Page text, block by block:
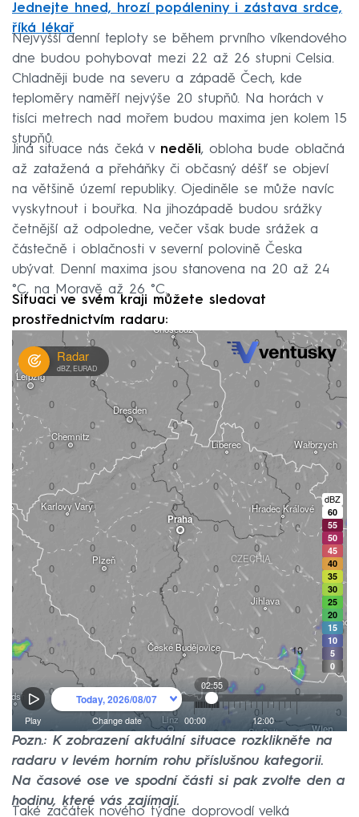
Jednejte hned, hrozí popáleniny i zástava srdce,
říká lékař
Nejvyšší denní teploty se během prvního víkendového
dne budou pohybovat mezi 22 až 26 stupni Celsia.
Chladněji bude na severu a západě Čech, kde
teploměry naměří nejvýše 20 stupňů. Na horách v
tisíci metrech nad mořem budou maxima jen kolem 15
stupňů.
Jiná situace nás čeká v neděli, obloha bude oblačná
až zatažená a přeháňky či občasný déšť se objeví
na většině území republiky. Ojediněle se může navíc
vyskytnout i bouřka. Na jihozápadě budou srážky
četnější až odpoledne, večer však bude srážek a
částečně i oblačnosti v severní polovině Česka
ubývat. Denní maxima jsou stanovena na 20 až 24
°C, na Moravě až 26 °C.
Situaci ve svém kraji můžete sledovat
prostřednictvím radaru:
Pozn.: K zobrazení aktuální situace rozklikněte na
radaru v levém horním rohu příslušnou kategorii.
Na časové ose ve spodní části si pak zvolte den a
hodinu, které vás zajímají.
Také začátek nového týdne doprovodí velká